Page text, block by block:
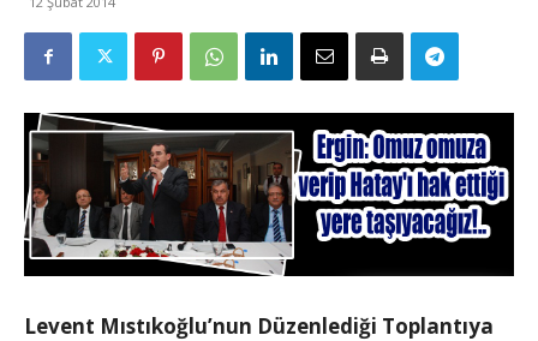
Levent Mıstıkoğlu’nun Düzenlediği Toplantıya